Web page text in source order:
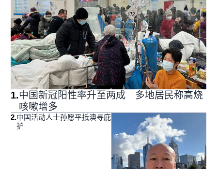
1.中国新冠阳性率升至两成 多地居民称高烧
咳嗽增多
2.中国活动人士孙愿平抵澳寻庇
护